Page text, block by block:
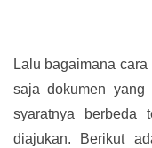
Lalu bagaimana
saja dokumen yang
syaratnya berbeda
diajukan. Berikut